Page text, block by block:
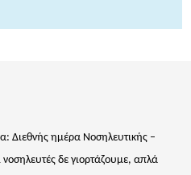
Διεθνής ημέρα Νοσηλευτικής –
νοσηλευτές δε γιορτάζουμε, απλά